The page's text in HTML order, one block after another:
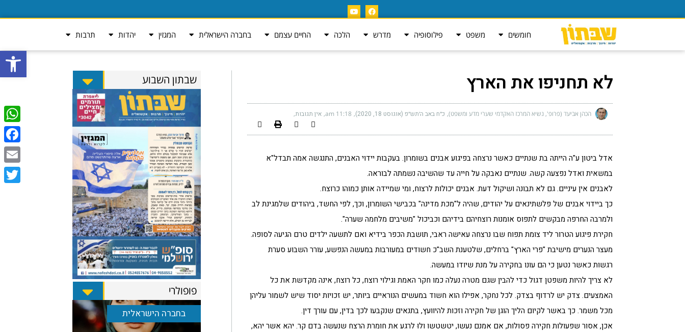
פתח
חומשים משפט פילוסופיה מדרש הלכה החיים עצמם בחברה הישראלית המגזין יהדות תרבות
לא תחניפו את הארץ
הכהן אביעד (פרופ', נשיא המרכז האקדמי שערי מדע ומשפט) כ״ח באב ה׳תש״פ (אוגוסט 18, 2020) 11:18 am אין תגובות
אדל ביטון ע"ה הייתה בת שנתיים כאשר נרצחה בפיגוע אבנים בשומרון. בעקבות יידוי האבנים, התנגשה אמה תבדל"א
במשאית ואדל נפצעה קשה. שנתיים נאבקה על חייה עד שהשיבה נשמתה לבוראה.
לאבנים אין עיניים. גם לא תבונה ושיקול דעת. אבנים יכולות לרצוח, ומי שמיידה אותן כמוהו כרוצח.
כך ביידוי אבנים של פלשתינאים על יהודים, שהיה ל"מכת מדינה" בכבישי השומרון, וכך, לפי החשד, ביהודים שלמגינת לב
ולמרבה החרפה מבקשים לתפוס אומנות רוצחיהם בידיהם וכביכול "משיבים מלחמה שערה".
חקירת פיגוע הטרור ליד צומת תפוח שבו נרצחה עאישה ראבי, תושבת הכפר בידיא ואם לתשעה ילדים טרם הגיעה לסופה.
מעצר הנערים מישיבת "פרי הארץ" ברחלים, שלטענת השב"כ חשודים במעורבות במעשה הנפשע, עורר השבוע סערת
רגשות כאשר נטען כי הם עונו בחקירה על מנת שיודו במעשה.
לא צריך להיות משפטן דגול כדי להבין שגם מטרה נעלה כמו חקר האמת וגילוי רוצח, כל רוצח, אינה מקדשת את כל
האמצעים. צדק יש לרדוף בצדק. לכל נחקר, אפילו הוא חשוד במעשים הנוראיים ביותר, יש זכויות יסוד שיש לשמור עליהן
מכל משמר. כך באשר לקיום הליך הוגן של חקירה וזכות להיוועץ, בתנאים שנקבעו לכך בדין, עם עורך דין.
אכן, אסור שפעולות חקירה פסולות, אם אמנם נעשו, יטשטשו ולוּ לרגע את חומרת הרצח שנעשה בדם קר. יהא אשר יהא,
שבתון השבוע
פופולרי
בחברה הישראלית
Email